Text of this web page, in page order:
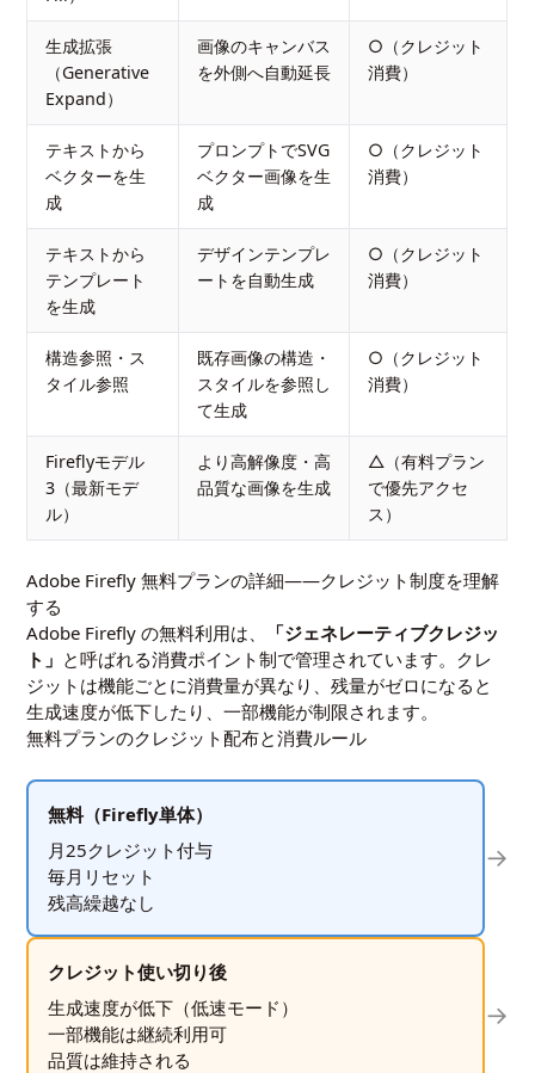
生成拡張
（Generative
Expand）
画像のキャンバス
を外側へ自動延長
○（クレジット
消費）
テキストから
ベクターを生
成
プロンプトでSVG
ベクター画像を生
成
○（クレジット
消費）
テキストから
テンプレート
を生成
デザインテンプレ
ートを自動生成
○（クレジット
消費）
構造参照・ス
タイル参照
既存画像の構造・
スタイルを参照し
て生成
○（クレジット
消費）
Fireflyモデル
3（最新モデ
ル）
より高解像度・高
品質な画像を生成
△（有料プラン
で優先アクセ
ス）
Adobe Firefly 無料プランの詳細——クレジット制度を理解
する
Adobe Firefly の無料利用は、
「ジェネレーティブクレジッ
ト」 と呼ばれる消費ポイント制で管理されています。クレ
ジットは機能ごとに消費量が異なり、残量がゼロになると
生成速度が低下したり、一部機能が制限されます。
無料プランのクレジット配布と消費ルール
無料（Firefly単体）
月25クレジット付与
毎月リセット
残高繰越なし
→
クレジット使い切り後
生成速度が低下（低速モード）
一部機能は継続利用可
品質は維持される
→